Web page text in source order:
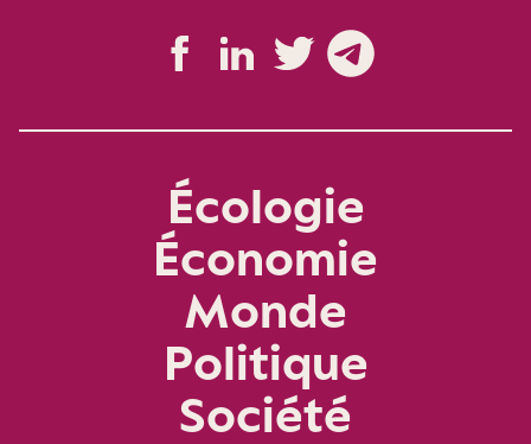
Écologie
Économie
Monde
Politique
Société